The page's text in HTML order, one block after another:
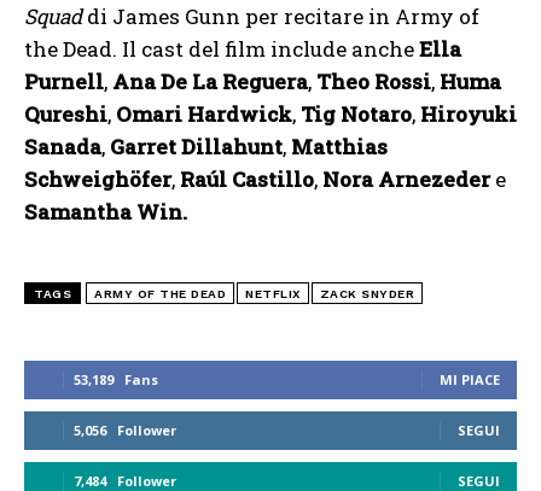
53,189 Fans MI PIACE
5,056 Follower SEGUI
7,484 Follower SEGUI
Squaddi James Gunn per recitare in Army of
the Dead. Il cast del film include ancheElla
Purnell, Ana De La Reguera, Theo Rossi, Huma
Qureshi, Omari Hardwick, Tig Notaro, Hiroyuki
Sanada, Garret Dillahunt, Matthias
Schweighöfer, Raúl Castillo, Nora Arnezedere
Samantha Win.
TAGS ARMY OF THE DEAD NETFLIX ZACK SNYDER